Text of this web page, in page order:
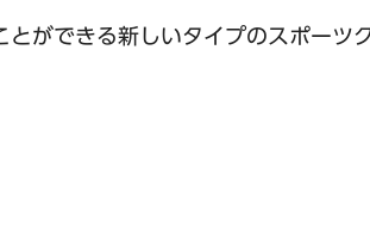
ができる新しいタイプのスポーツ